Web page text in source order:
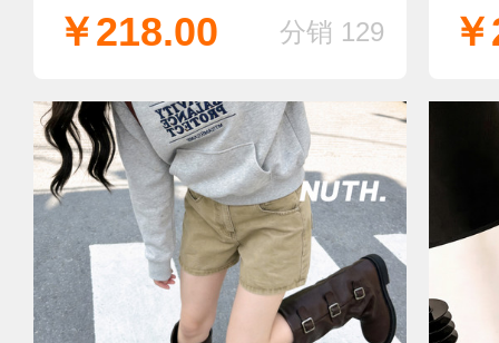
们赶紧冲，新款堆堆
￥218.00 分销 129
皮